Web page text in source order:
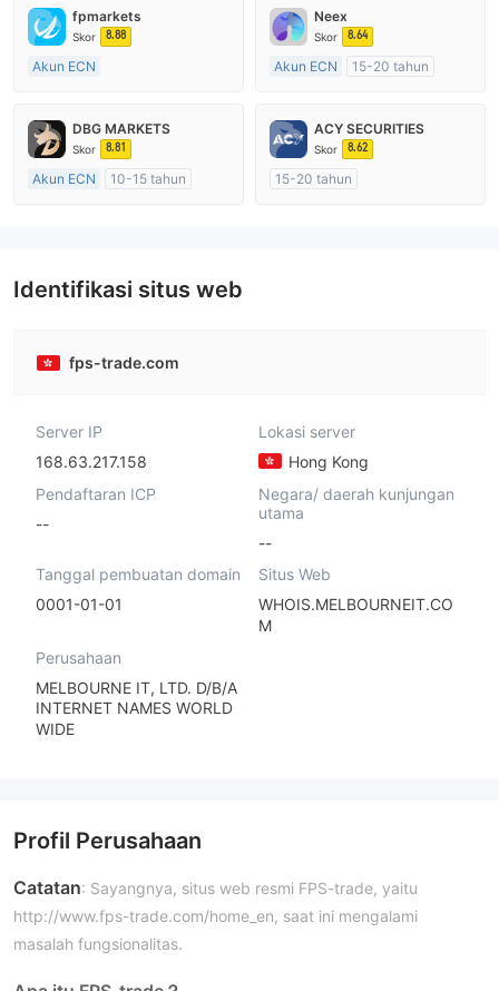
fpmarkets
Skor 8.88
Akun ECN
Diatur di Australia
Market Maker (MM)
Neex
Skor 8.64
Akun ECN
15-20 tahun
Market Maker (MM)
Lisensi Penuh MT4
DBG MARKETS
Skor 8.81
Akun ECN
10-15 tahun
ACY SECURITIES
Skor 8.62
15-20 tahun
Identifikasi situs web
fps-trade.com
Server IP
168.63.217.158
Lokasi server
Hong Kong
Pendaftaran ICP
--
Negara/ daerah kunjungan
utama
--
Tanggal pembuatan domain
0001-01-01
Situs Web
WHOIS.MELBOURNEIT.CO
M
Perusahaan
MELBOURNE IT, LTD. D/B/A
INTERNET NAMES WORLD
WIDE
Profil Perusahaan
Catatan: Sayangnya, situs web resmi FPS-trade, yaitu
http://www.fps-trade.com/home_en, saat ini mengalami
masalah fungsionalitas.